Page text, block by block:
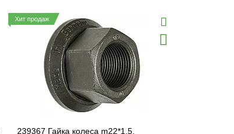
Хит продаж
239367 Гайка колеса m22*1.5,